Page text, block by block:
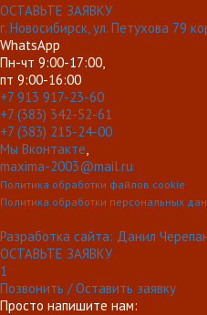
ОСТАВЬТЕ ЗАЯВКУ
г. Новосибирск, ул. Петухова 79
WhatsApp
Пн-чт 9:00-17:00,
пт 9:00-16:00
+7 913 917-23-60
+7 (383) 342-52-61
+7 (383) 215-24-00
Мы Вконтакте
maxima-2003@mail.ru
Политика обработки файлов cookie
Политика обработки персональных
Разработка сайта: Данил
ОСТАВЬТЕ ЗАЯВКУ
1
Позвонить / Оставить заявку
Просто напишите нам: